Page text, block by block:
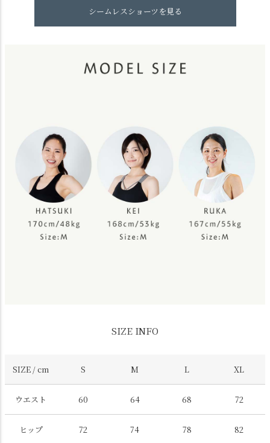
シームレスショーツを見る
SIZE INFO
SIZE / cm S M L XL
ウエスト 60 64 68 72
ヒップ 72 74 78 82